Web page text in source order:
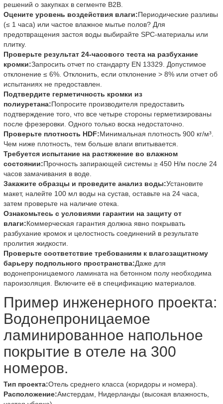
решений о закупках в сегменте B2B.
Оцените уровень воздействия влаги:Периодические разливы
(≤ 1 часа) или частое влажное мытье полов? Для
предотвращения застоя воды выбирайте SPC-материалы или
плитку.
Проверьте результат 24-часового теста на разбухание
кромки:Запросить отчет по стандарту EN 13329. Допустимое
отклонение ≤ 6%. Отклонить, если отклонение > 8% или отчет об
испытаниях не предоставлен.
Подтвердите герметичность кромки из
полиуретана:Попросите производителя предоставить
подтверждение того, что все четыре стороны герметизированы
после фрезеровки. Одного только воска недостаточно.
Проверьте плотность HDF:Минимальная плотность 900 кг/м³.
Чем ниже плотность, тем больше влаги впитывается.
Требуется испытание на растяжение во влажном
состоянии:Прочность запирающей системы ≥ 450 Н/м после 24
часов замачивания в воде.
Закажите образцы и проведите анализ воды:Установите
макет, налейте 100 мл воды на сустав, оставьте на 24 часа,
затем проверьте на наличие отека.
Ознакомьтесь с условиями гарантии на защиту от
влаги:Коммерческая гарантия должна явно покрывать
разбухание кромок и целостность соединений в результате
пролития жидкости.
Проверьте соответствие требованиям к влагозащитному
барьеру подпольного пространства:Даже для
водонепроницаемого ламината на бетонном полу необходима
пароизоляция. Включите её в спецификацию материалов.
Пример инженерного проекта:
Водонепроницаемое
ламинированное напольное
покрытие в отеле на 300
номеров.
Тип проекта:Отель среднего класса (коридоры и номера).
Расположение:Амстердам, Нидерланды (высокая влажность,